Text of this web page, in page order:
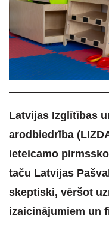
Latvijas Izglītības
arodbiedrība
ieteicamo
taču Latvijas
skeptiski, vēršot
izaicinājumiem un